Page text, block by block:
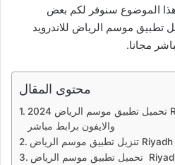
هذا الموضوع سنوفر لكم بعض
تطبيق موسم الرياض للاندرويد
محتوى المقال
تحميل تطبيق موسم الرياض 2024 Riyadh Season للاندرويد
تحميل تطبيق موسم الرياض Riyadh Season للهاتف من ميديا